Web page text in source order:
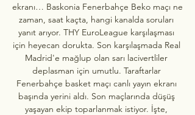
ekranı… Baskonia Fenerbahçe Beko maçı ne
zaman, saat kaçta, hangi kanalda soruları
yanıt arıyor. THY EuroLeague karşılaşması
için heyecan dorukta. Son karşılaşmada Real
Madrid'e mağlup olan sarı lacivertliler
deplasman için umutlu. Taraftarlar
Fenerbahçe basket maçı canlı yayın ekranı
başında yerini aldı. Son maçlarında düşüş
yaşayan ekip toparlanmak istiyor. İşte,